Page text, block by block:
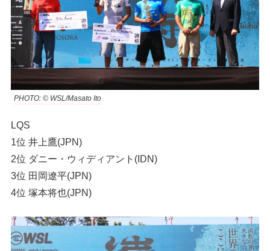
PHOTO: © WSL/Masato Ito
LQS
1位 井上鷹(JPN)
2位 ダニー・ウィディアント(IDN)
3位 田岡遼平(JPN)
4位 塚本将也(JPN)